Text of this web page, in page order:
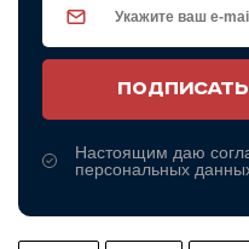
Настоящим даю
персональных